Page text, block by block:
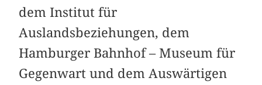
dem Institut für
Auslandsbeziehungen, dem
Hamburger Bahnhof – Museum für
Gegenwart und dem Auswärtigen